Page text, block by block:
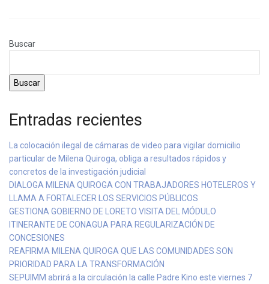
Buscar
Buscar
Entradas recientes
La colocación ilegal de cámaras de video para vigilar domicilio
particular de Milena Quiroga, obliga a resultados rápidos y
concretos de la investigación judicial
DIALOGA MILENA QUIROGA CON TRABAJADORES HOTELEROS Y
LLAMA A FORTALECER LOS SERVICIOS PÚBLICOS
GESTIONA GOBIERNO DE LORETO VISITA DEL MÓDULO
ITINERANTE DE CONAGUA PARA REGULARIZACIÓN DE
CONCESIONES
REAFIRMA MILENA QUIROGA QUE LAS COMUNIDADES SON
PRIORIDAD PARA LA TRANSFORMACIÓN
SEPUIMM abrirá a la circulación la calle Padre Kino este viernes 7